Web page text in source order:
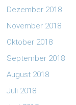
Dezember 2018
November 2018
Oktober 2018
September 2018
August 2018
Juli 2018